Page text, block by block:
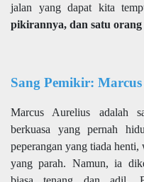
jalan yang dapat kita
pikirannya, dan satu orang
Sang Pemikir:
Marcus Aurelius adalah
berkuasa yang pernah
peperangan yang tiada
yang parah. Namun, ia